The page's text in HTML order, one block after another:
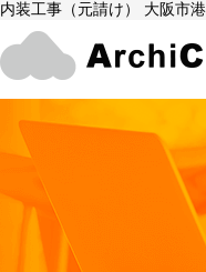
内装工事（元請け） 大阪市